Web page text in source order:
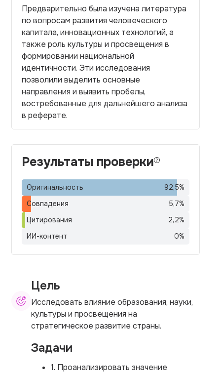
Предварительно была изучена литература
по вопросам развития человеческого
капитала, инновационных технологий, а
также роль культуры и просвещения в
формировании национальной
идентичности. Эти исследования
позволили выделить основные
направления и выявить пробелы,
востребованные для дальнейшего анализа
в реферате.
Результаты проверки
Оригинальность 92,5%
Совпадения
5,7%
Цитирования
2,2%
ИИ-контент
0%
Цель
Исследовать влияние образования, науки,
культуры и просвещения на
стратегическое развитие страны.
Задачи
1. Проанализировать значение